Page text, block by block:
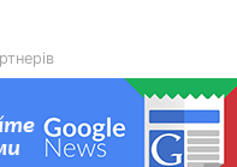
Чим
трекінгове